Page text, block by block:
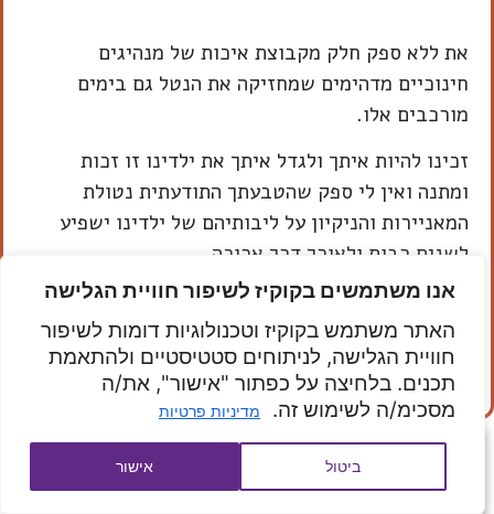
אנו משתמשים בקוקיז לשיפור חוויית הגלישה
האתר משתמש בקוקיז וטכנולוגיות דומות לשיפור
חוויית הגלישה, לניתוחים סטטיסטיים ולהתאמת
תכנים. בלחיצה על כפתור "אישור", את/ה
מסכימ/ה לשימוש זה.
מדיניות פרטיות
ביטול אישור
את ללא ספק חלק מקבוצת איכות של מנהיגים
חינוכיים מדהימים שמחזיקה את הנטל גם בימים
מורכבים אלו.
זכינו להיות איתך ולגדל איתך את ילדינו זו זכות
ומתנה ואין לי ספק שהטבעתך התודעתית נטולת
המאניירות והניקיון על ליבותיהם של ילדינו ישפיע
לשנים רבות ולאורך דרך ארוכה.
ולא לא לא לא לא זה לא מכתב פרידה !!!!!!!!!!!!!!!!!
את לא משוחררת יש לנו לפחות עוד 4 שנים ביחד!
באהבה והערכה אמיר אבא של הדס סטרנס